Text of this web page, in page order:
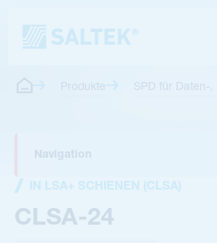
SPD für Daten-,
Navigation
IN LSA+ SCHIENEN (CLSA)
CLSA-24